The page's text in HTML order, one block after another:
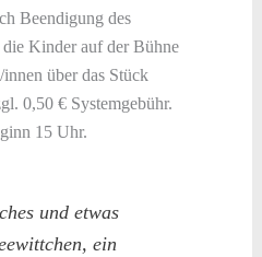
Beendigung des
Kinder auf der Bühne
über das Stück
0,50 € Systemgebühr.
15 Uhr.
und etwas
ein